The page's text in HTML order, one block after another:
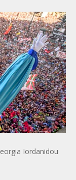
Iordanidou